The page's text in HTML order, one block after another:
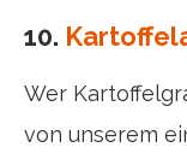
10.
Wer
von unserem